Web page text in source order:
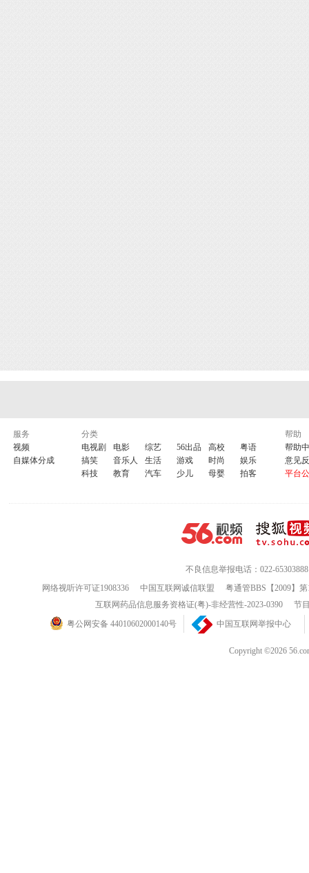
服务
视频
自媒体分成
分类
电视剧
电影 综艺 56出品 高校
粤语
搞笑
音乐人 生活 游戏 时尚
娱乐
科技
教育 汽车 少儿 母婴 拍客
帮助
帮助
意见
平台
不良信息举报电话：022-65303888
网络视听许可证1908336
中国互联网诚信联盟
粤通管BBS【2009】
互联网药品信息服务资格证(粤)-非经营性-2023-0390
节
粤公网安备 44010602000140号
中国互联网举报中心
Copyright ©2026